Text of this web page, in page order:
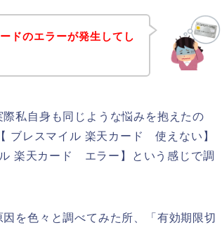
ドのエラーが発生してし
私自身も同じような悩みを抱えたの
ブレスマイル 楽天カード 使えない】
楽天カード エラー】という感じで調
を色々と調べてみた所、「有効期限切